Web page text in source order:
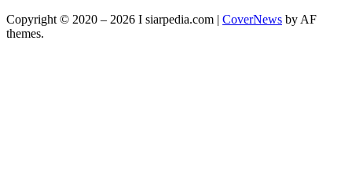
Copyright © 2020 – 2026 I siarpedia.com | CoverNews by AF
themes.